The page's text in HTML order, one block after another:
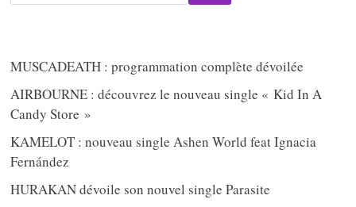
MUSCADEATH : programmation complète dévoilée
AIRBOURNE : découvrez le nouveau single « Kid In A
Candy Store »
KAMELOT : nouveau single Ashen World feat Ignacia
Fernández
HURAKAN dévoile son nouvel single Parasite